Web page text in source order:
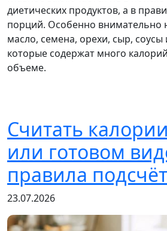
диетических продуктов, а в
порций. Особенно внимательно
масло, семена, орехи, сыр, соусы
которые содержат много
объеме.
Считать
или готовом
правила
23.07.2026